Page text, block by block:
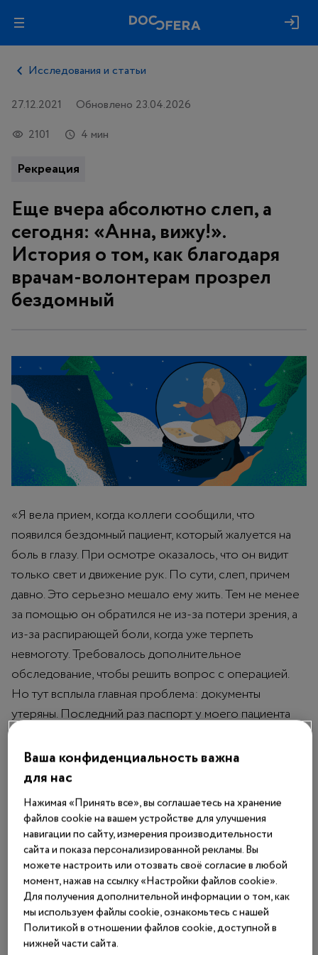
Исследования и статьи
27.12.2021
Обновлено 23.04.2026
2101
4 мин
Рекреация
Еще вчера абсолютно слеп, а
сегодня: «Анна, вижу!».
История о том, как благодаря
врачам-волонтерам прозрел
бездомный
«Я вела прием, когда коллеги сообщили, что
появился бездомный пациент, который жалуется на
боль в глазу. При осмотре оказалось, что он видит
только свет и движение рук. По сути, слеп, причем
давно. Это серьезно мешало ему жить. Тем не менее
за помощью он обратился не из-за потери зрения, а
из-за распирающей боли, когда уже терпеть
невмоготу. Требовалось дополнительное
обследование, чтобы решить вопрос с операцией.
Но тут всплыла главная проблема: документы
утеряны. Последний раз паспорт у моего пациента
Матвеева, врач-офтальмолог клиники
микрохирургии глаза имени С. Н. Фёдорова,
волонтер проекта
больница». Спустя несколько месяцев она услышала
от своего пациента: «Вижу!»
Жена ушла, дом сгорел
Виктору Александровичу Гончаруку на вид не дашь и
шестидесяти пяти.
Он живет в приюте три года. Сотрудники приюта
Ваша конфиденциальность важна
для нас
Нажимая «Принять все», вы соглашаетесь на хранение
файлов cookie на вашем устройстве для улучшения
навигации по сайту, измерения производительности
сайта и показа персонализированной рекламы. Вы
можете настроить или отозвать своё согласие в любой
момент, нажав на ссылку «Настройки файлов cookie».
Для получения дополнительной информации о том, как
мы используем файлы cookie, ознакомьтесь с нашей
Политикой в отношении файлов cookie, доступной в
нижней части сайта.